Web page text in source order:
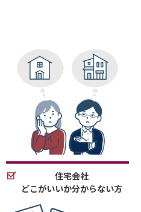
住宅会社
どこがいいか分からない方